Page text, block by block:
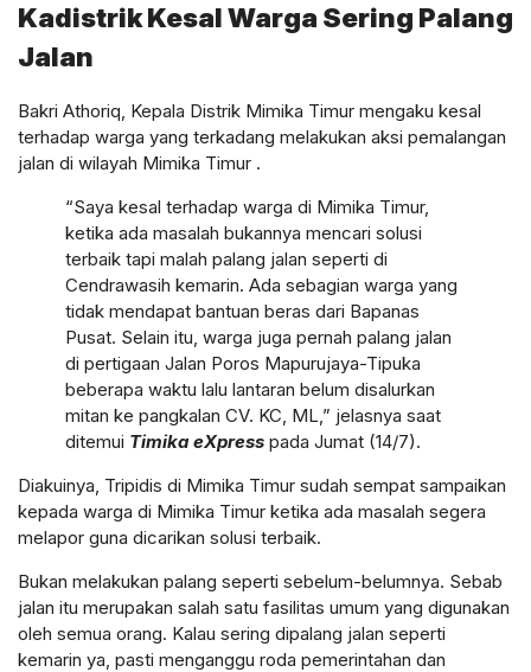
Kadistrik Kesal Warga Sering Palang
Jalan
Bakri Athoriq, Kepala Distrik Mimika Timur mengaku kesal
terhadap warga yang terkadang melakukan aksi pemalangan
jalan di wilayah Mimika Timur .
“Saya kesal terhadap warga di Mimika Timur,
ketika ada masalah bukannya mencari solusi
terbaik tapi malah palang jalan seperti di
Cendrawasih kemarin. Ada sebagian warga yang
tidak mendapat bantuan beras dari Bapanas
Pusat. Selain itu, warga juga pernah palang jalan
di pertigaan Jalan Poros Mapurujaya-Tipuka
beberapa waktu lalu lantaran belum disalurkan
mitan ke pangkalan CV. KC, ML,” jelasnya saat
ditemui Timika eXpress pada Jumat (14/7).
Diakuinya, Tripidis di Mimika Timur sudah sempat sampaikan
kepada warga di Mimika Timur ketika ada masalah segera
melapor guna dicarikan solusi terbaik.
Bukan melakukan palang seperti sebelum-belumnya. Sebab
jalan itu merupakan salah satu fasilitas umum yang digunakan
oleh semua orang. Kalau sering dipalang jalan seperti
kemarin ya, pasti menganggu roda pemerintahan dan